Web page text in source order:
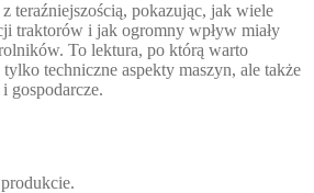
teraźniejszością, pokazując, jak wiele
traktorów i jak ogromny wpływ miały
To lektura, po którą warto
techniczne aspekty maszyn, ale także
gospodarcze.